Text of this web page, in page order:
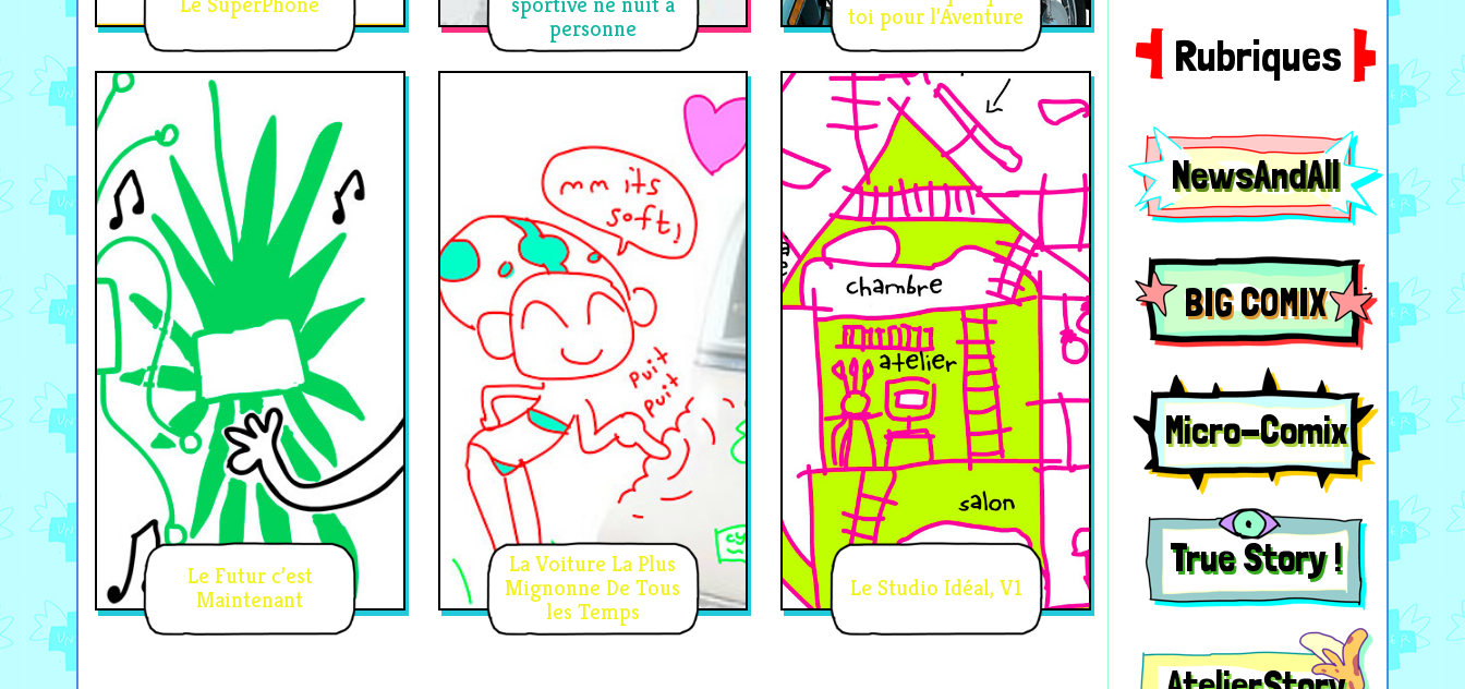
Rubriques
NewsAndAll
BIG COMIX
Micro-Comix
True Story !
personne
toi pour l’Aventure
Le Futur c’est
Maintenant
La Voiture La Plus
Mignonne De Tous
les Temps
Le Studio Idéal, V1